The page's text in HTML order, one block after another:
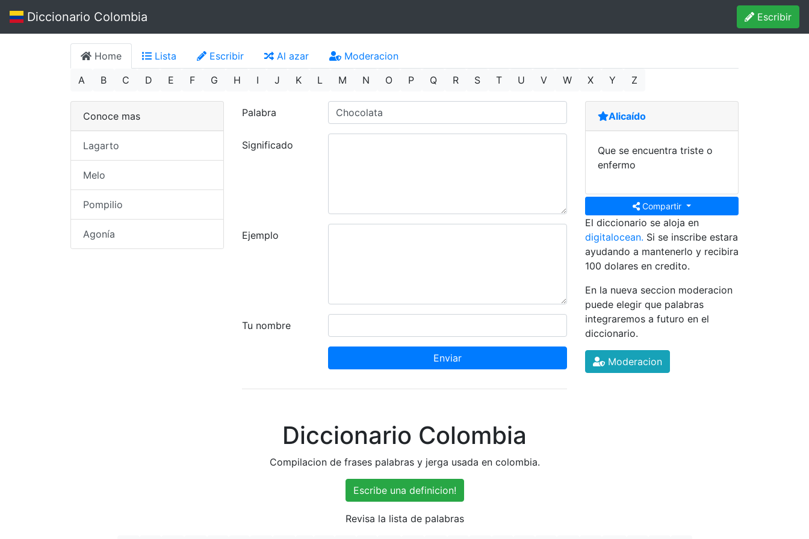
Diccionario Colombia Escribir
Home Lista Escribir Al azar
Moderacion
A
B C D E F G H I J K L M N O P Q R S T U V W X Y Z
Palabra
Significado
Ejemplo
Tu nombre
Enviar
Conoce mas
Lagarto
Melo
Pompilio
Agonía
Alicaído
Que se encuentra triste o
enfermo
Compartir
El diccionario se aloja en
digitalocean. Si se inscribe estara
ayudando a mantenerlo y recibira
100 dolares en credito.
En la nueva seccion moderacion
puede elegir que palabras
integraremos a futuro en el
diccionario.
Moderacion
Diccionario Colombia
Compilacion de frases palabras y jerga usada en colombia.
Escribe una definicion!
Revisa la lista de palabras